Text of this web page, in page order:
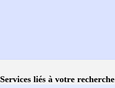
Services liés à votre recherche